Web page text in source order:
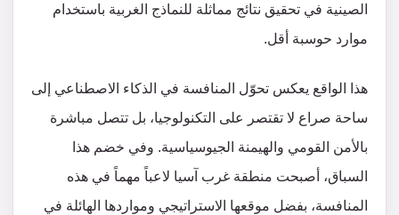
الصينية في تحقيق نتائج مماثلة للنماذج الغربية باستخدام
موارد حوسبة أقل.
هذا الواقع يعكس تحوّل المنافسة في الذكاء الاصطناعي إلى
ساحة صراع لا تقتصر على التكنولوجيا، بل تتصل مباشرة
بالأمن القومي والهيمنة الجيوسياسية. وفي خضم هذا
السباق، أصبحت منطقة غرب آسيا لاعباً مهماً في هذه
المنافسة، بفضل موقعها الاستراتيجي ومواردها الهائلة في